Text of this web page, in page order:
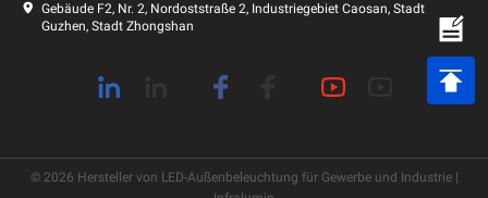
Gebäude F2, Nr. 2, Nordoststraße 2, Industriegebiet Caosan, Stadt
Guzhen, Stadt Zhongshan
© 2026 Hersteller von LED-Außenbeleuchtung für Gewerbe und Industrie |